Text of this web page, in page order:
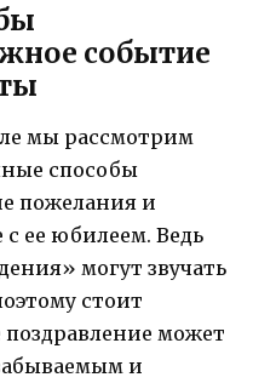
событие
мы рассмотрим
способы
пожелания и
ее юбилеем. Ведь
могут звучать
стоит
может
и